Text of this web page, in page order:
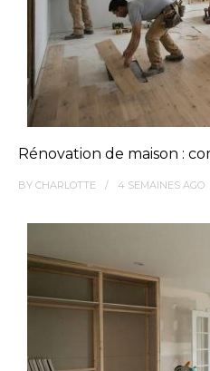
Rénovation de maison :
BY CHARLOTTE 4 SEMAINES AGO